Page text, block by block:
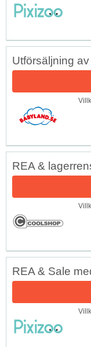
Utförsäljning
REA &
REA & Sale